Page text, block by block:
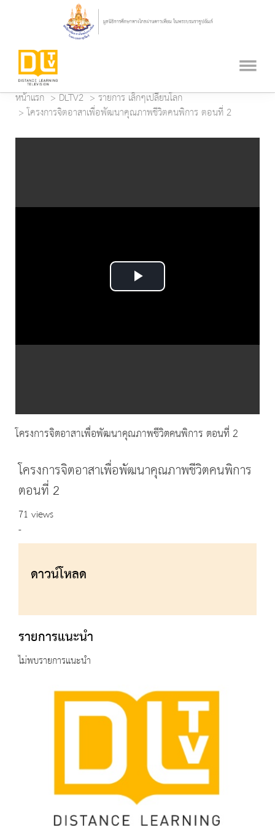
หน้าแรก DLTV2
รายการ เล็กๆเปลี่ยนโลก
โครงการจิตอาสาเพื่อพัฒนาคุณภาพชีวิตคนพิการ ตอนที่ 2
Play
โครงการจิตอาสาเพื่อพัฒนาคุณภาพชีวิตคนพิการ ตอนที่ 2
โครงการจิตอาสาเพื่อพัฒนาคุณภาพชีวิตคนพิการ
ตอนที่ 2
71 views
-
ดาวน์โหลด
รายการแนะนำ
ไม่พบรายการแนะนำ